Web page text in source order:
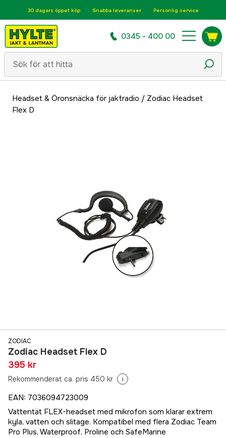
30 dagars öppet köp Snabba leveranser Personlig service
0345 - 400 00
Headset & Öronsnäcka för jaktradio / Zodiac Headset
Flex D
ZODIAC
Zodiac Headset Flex D
395 kr
Rekommenderat ca. pris 450 kr i
EAN: 7036094723009
Vattentät FLEX-headset med mikrofon som klarar extrem
kyla, vatten och slitage. Kompatibel med flera Zodiac Team
Pro Plus, Waterproof, Proline och SafeMarine